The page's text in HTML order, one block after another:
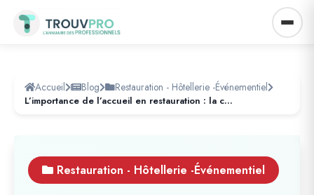
Accueil Blog Restauration - Hôtellerie -Événementiel
L’importance de l’accueil en restauration : la clé d’une expérience client réussie
Restauration - Hôtellerie -Événementiel